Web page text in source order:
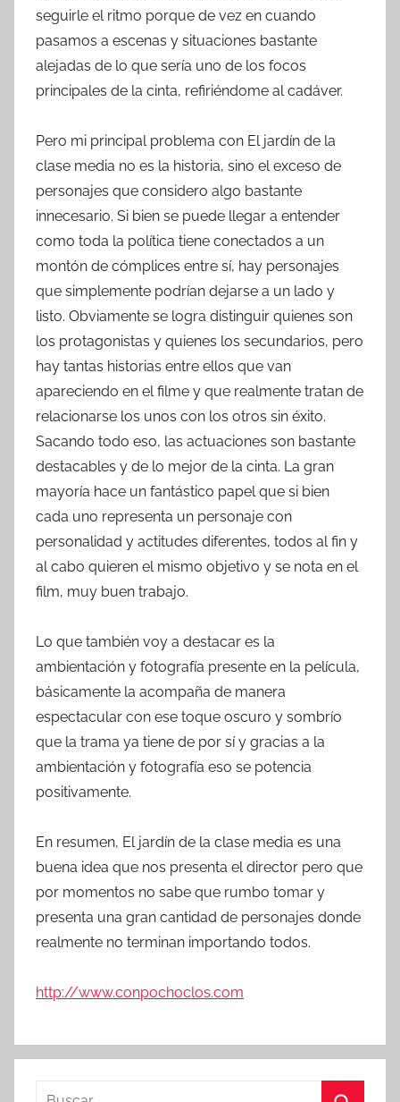
seguirle el ritmo porque de vez en cuando
pasamos a escenas y situaciones bastante
alejadas de lo que sería uno de los focos
principales de la cinta, refiriéndome al cadáver.
Pero mi principal problema con El jardín de la
clase media no es la historia, sino el exceso de
personajes que considero algo bastante
innecesario. Si bien se puede llegar a entender
como toda la política tiene conectados a un
montón de cómplices entre sí, hay personajes
que simplemente podrían dejarse a un lado y
listo. Obviamente se logra distinguir quienes son
los protagonistas y quienes los secundarios, pero
hay tantas historias entre ellos que van
apareciendo en el filme y que realmente tratan de
relacionarse los unos con los otros sin éxito.
Sacando todo eso, las actuaciones son bastante
destacables y de lo mejor de la cinta. La gran
mayoría hace un fantástico papel que si bien
cada uno representa un personaje con
personalidad y actitudes diferentes, todos al fin y
al cabo quieren el mismo objetivo y se nota en el
film, muy buen trabajo.
Lo que también voy a destacar es la
ambientación y fotografía presente en la película,
básicamente la acompaña de manera
espectacular con ese toque oscuro y sombrío
que la trama ya tiene de por sí y gracias a la
ambientación y fotografía eso se potencia
positivamente.
En resumen, El jardín de la clase media es una
buena idea que nos presenta el director pero que
por momentos no sabe que rumbo tomar y
presenta una gran cantidad de personajes donde
realmente no terminan importando todos.
http://www.conpochoclos.com